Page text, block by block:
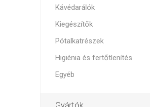
Kávédarálók
Kiegészítők
Pótalkatrészek
Higiénia és fertőtlenítés
Egyéb
Gyártók